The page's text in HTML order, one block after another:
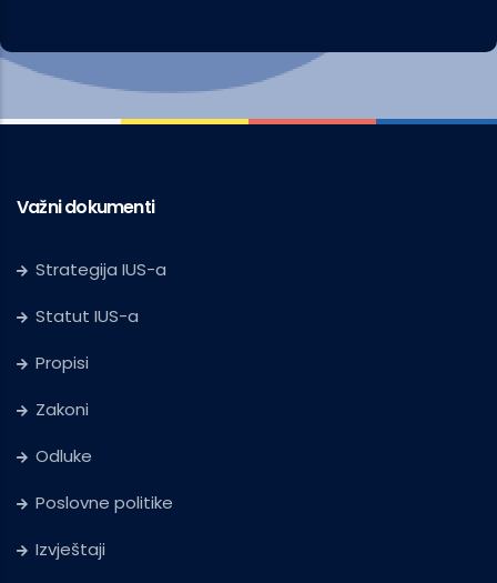
Važni dokumenti
Strategija IUS-a
Statut IUS-a
Propisi
Zakoni
Odluke
Poslovne politike
Izvještaji